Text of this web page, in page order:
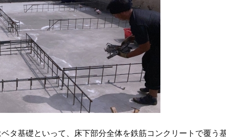
タ基礎といって、床下部分全体を鉄筋コンクリートで覆う